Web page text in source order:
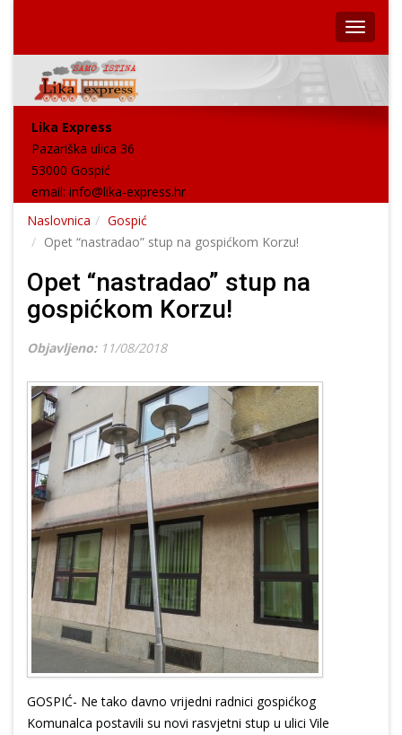
Lika Express
Pazariška ulica 36
53000 Gospić
email: info@lika-express.hr
Naslovnica
Gospić
Opet “nastradao” stup na gospićkom Korzu!
Opet “nastradao” stup na
gospićkom Korzu!
Objavljeno: 11/08/2018
GOSPIĆ- Ne tako davno vrijedni radnici gospićkog
Komunalca postavili su novi rasvjetni stup u ulici Vile